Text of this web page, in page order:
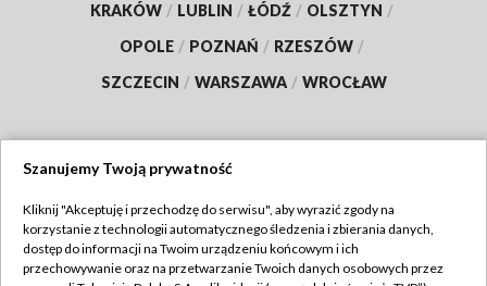
KRAKÓW / LUBLIN / ŁÓDŹ / OLSZTYN /
OPOLE / POZNAŃ / RZESZÓW /
SZCZECIN / WARSZAWA / WROCŁAW
TVP
Abonament TVP
Regulamin TVP
Szanujemy Twoją prywatność
Kliknij "Akceptuję i przechodzę do serwisu", aby wyrazić zgody na
korzystanie z technologii automatycznego śledzenia i zbierania danych,
dostęp do informacji na Twoim urządzeniu końcowym i ich
przechowywanie oraz na przetwarzanie Twoich danych osobowych przez